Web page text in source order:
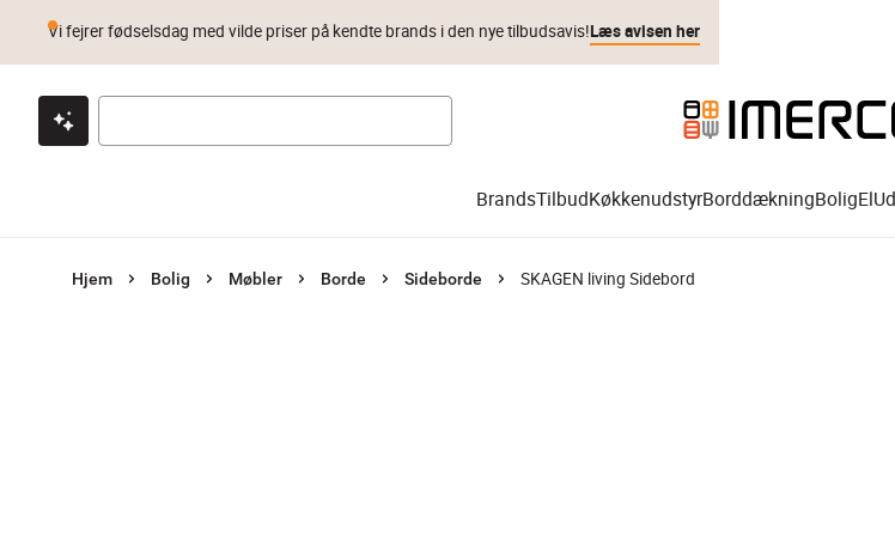
Klik & hent Byt i 1 år Prismatch
Vi fejrer fødselsdag med vilde priser på kendte brands i den nye tilbudsavis!Læs avisen her
BrandsTilbudKøkkenudstyrBorddækningBoligEl
Hjem Bolig Møbler Borde Sideborde SKAGEN living Sidebord